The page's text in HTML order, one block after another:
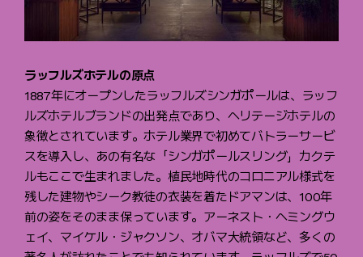
ラッフルズホテルの原点
1887年にオープンしたラッフルズシンガポールは、ラッフ
ルズホテルブランドの出発点であり、ヘリテージホテルの
象徴とされています。ホテル業界で初めてバトラーサービ
スを導入し、あの有名な「シンガポールスリング」カクテ
ルもここで生まれました。植民地時代のコロニアル様式を
残した建物やシーク教徒の衣装を着たドアマンは、100年
前の姿をそのまま保っています。アーネスト・ヘミングウ
ェイ、マイケル・ジャクソン、オバマ大統領など、多くの